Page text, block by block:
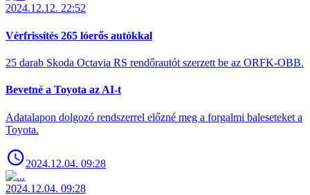
2024.12.12. 22:52
Vérfrissítés 265 lóerős autókkal
25 darab Skoda Octavia RS rendőrautót szerzett be az ORFK-OBB.
Bevetné a Toyota az AI-t
Adatalapon dolgozó rendszerrel előzné meg a forgalmi baleseteket a
Toyota.
2024.12.04. 09:28
2024.12.04. 09:28